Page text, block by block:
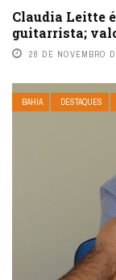
Claudia Leitte
guitarrista;
28 DE NOVEMBRO
BAHIA DESTAQUES